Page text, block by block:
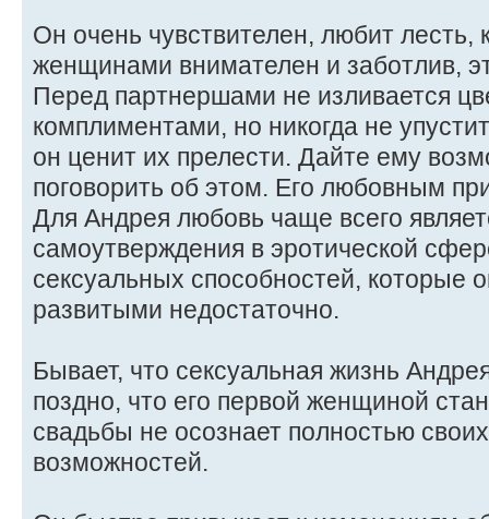
Он очень чувствителен, любит
женщинами внимателен и заботлив,
Перед партнершами не изливается
комплиментами, но никогда не
он ценит их прелести. Дайте ему
поговорить об этом. Его любовным
Для Андрея любовь чаще всего
самоутверждения в эротической
сексуальных способностей, которые
развитыми недостаточно.
Бывает, что сексуальная жизнь
поздно, что его первой женщиной
свадьбы не осознает полностью
возможностей.